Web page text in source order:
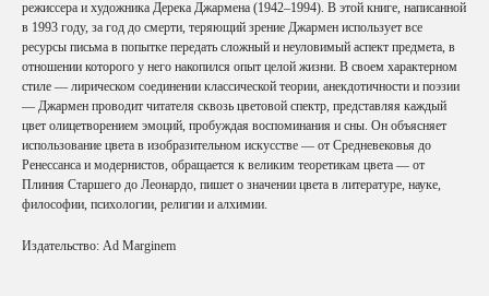
режиссера и художника Дерека Джармена (1942–1994). В этой книге, написанной
в 1993 году, за год до смерти, теряющий зрение Джармен использует все
ресурсы письма в попытке передать сложный и неуловимый аспект предмета, в
отношении которого у него накопился опыт целой жизни. В своем характерном
стиле — лирическом соединении классической теории, анекдотичности и поэзии
— Джармен проводит читателя сквозь цветовой спектр, представляя каждый
цвет олицетворением эмоций, пробуждая воспоминания и сны. Он объясняет
использование цвета в изобразительном искусстве — от Средневековья до
Ренессанса и модернистов, обращается к великим теоретикам цвета — от
Плиния Старшего до Леонардо, пишет о значении цвета в литературе, науке,
философии, психологии, религии и алхимии.
Издательство: Ad Marginem